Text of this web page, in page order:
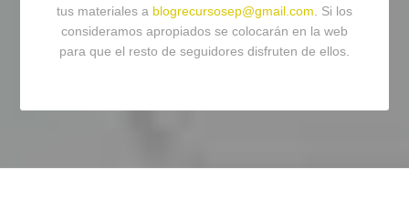
tus materiales a blogrecursosep@gmail.com. Si los
consideramos apropiados se colocarán en la web
para que el resto de seguidores disfruten de ellos.